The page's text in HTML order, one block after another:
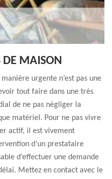
DE MAISON
urgente n’est pas une
tout faire dans une très
de ne pas négliger la
matériel. Pour ne pas vivre
actif, il est vivement
d’un prestataire
d’effectuer une demande
Mettez en contact avec le